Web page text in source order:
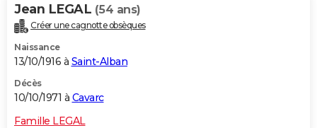
Jean LEGAL (54 ans)
Créer une cagnotte obsèques
Naissance
13/10/1916 à Saint-Alban
Décès
10/10/1971 à Cavarc
Famille LEGAL